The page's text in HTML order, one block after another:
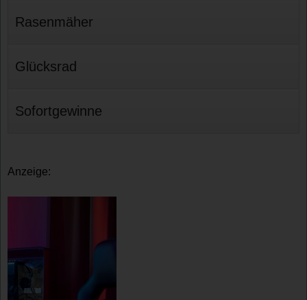
Rasenmäher
Glücksrad
Sofortgewinne
Anzeige: